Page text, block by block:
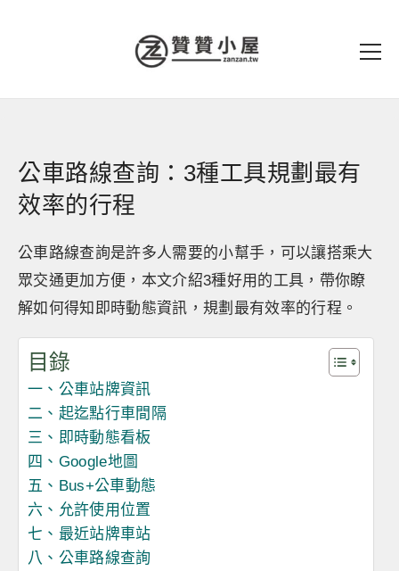
公車路線查詢：3種工具規劃最有
效率的行程
公車路線查詢是許多人需要的小幫手，可以讓搭乘大
眾交通更加方便，本文介紹3種好用的工具，帶你瞭
解如何得知即時動態資訊，規劃最有效率的行程。
目錄
一、公車站牌資訊
二、起迄點行車間隔
三、即時動態看板
四、Google地圖
五、Bus+公車動態
六、允許使用位置
七、最近站牌車站
八、公車路線查詢